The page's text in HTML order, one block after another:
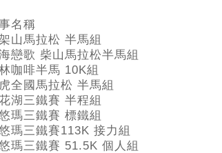
名稱
山馬拉松 半馬組
戀歌 柴山馬拉松半馬組
咖啡半馬 10K組
全國馬拉松 半馬組
湖三鐵賽 半程組
瑪三鐵賽 標鐵組
瑪三鐵賽113K 接力組
瑪三鐵賽 51.5K 個人組